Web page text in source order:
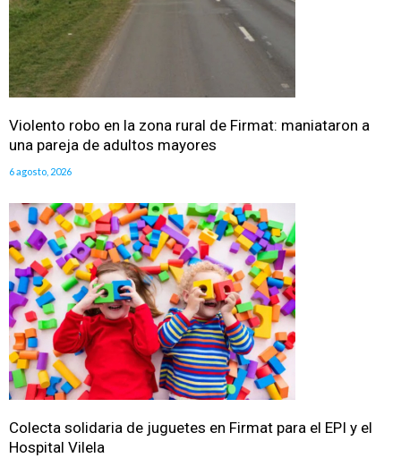
Violento robo en la zona rural de Firmat: maniataron a
una pareja de adultos mayores
6 agosto, 2026
Colecta solidaria de juguetes en Firmat para el EPI y el
Hospital Vilela